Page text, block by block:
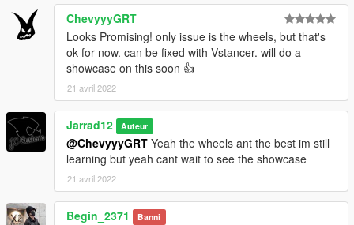
ChevyyyGRT
Looks Promising! only issue is the wheels, but that's
ok for now. can be fixed with Vstancer. will do a
showcase on this soon 👍
21 avril 2022
Jarrad12 Auteur
@ChevyyyGRT Yeah the wheels ant the best im still
learning but yeah cant wait to see the showcase
21 avril 2022
Begin_2371 Banni